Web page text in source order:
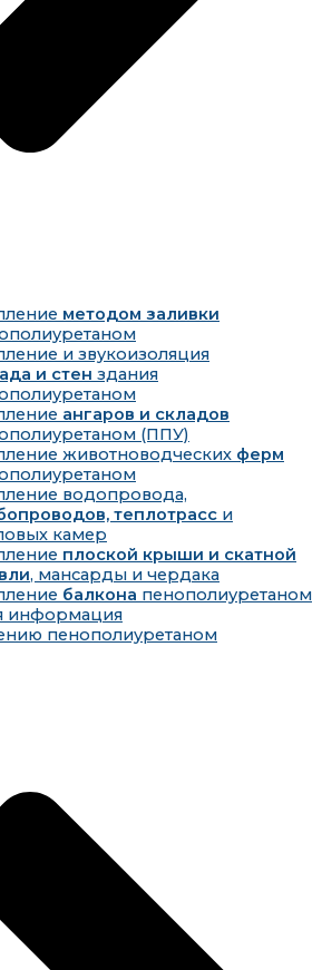
методом заливки
и звукоизоляция
и стен здания
ангаров и складов
(ППУ)
животноводческих ферм
водопровода,
теплотрасс и
камер
плоской крыши и скатной
, мансарды и чердака
балкона пенополиуретаном
информация
пенополиуретаном